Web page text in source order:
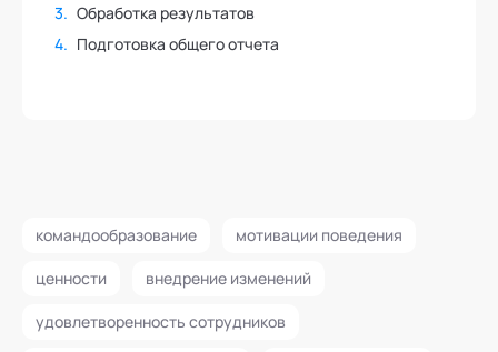
Обработка результатов
Подготовка общего отчета
командообразование мотивации поведения
ценности внедрение изменений
удовлетворенность сотрудников